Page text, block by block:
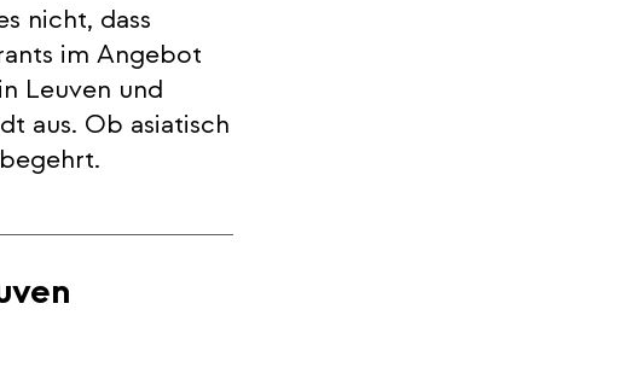
nicht, dass
im Angebot
Leuven und
aus. Ob asiatisch